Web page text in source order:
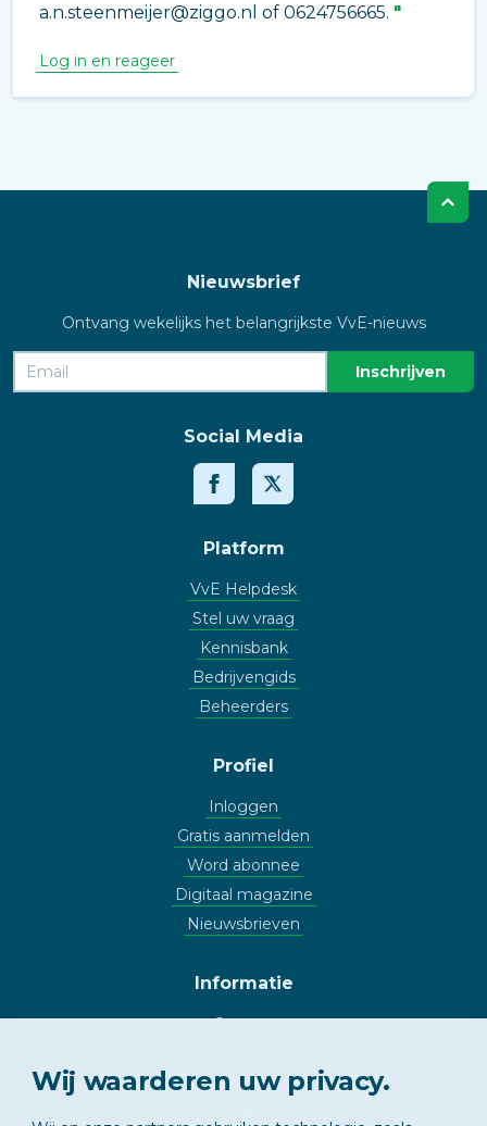
a.n.steenmeijer@ziggo.nl of 0624756665.
Log in en reageer
Nieuwsbrief
Ontvang wekelijks het belangrijkste VvE-nieuws
Social Media
Platform
VvE Helpdesk
Stel uw vraag
Kennisbank
Bedrijvengids
Beheerders
Profiel
Inloggen
Gratis aanmelden
Word abonnee
Digitaal magazine
Nieuwsbrieven
Informatie
Contact
Copyright
Wij waarderen uw privacy.